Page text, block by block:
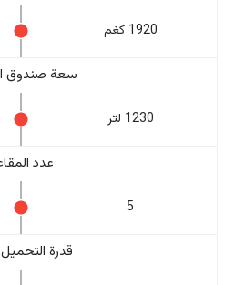
1920 كغم
سعة صندوق
1230 لتر
عدد
5
قدرة